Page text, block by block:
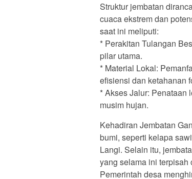
Struktur jembatan
cuaca ekstrem dan
saat ini meliputi:
* Perakitan Tulangan
pilar utama.
* Material Lokal:
efisiensi dan ketahanan
* Akses Jalur: Penataan
musim hujan.
Kehadiran Jembatan
bumi, seperti kelapa
Langi. Selain itu,
yang selama ini terpisah
Pemerintah desa